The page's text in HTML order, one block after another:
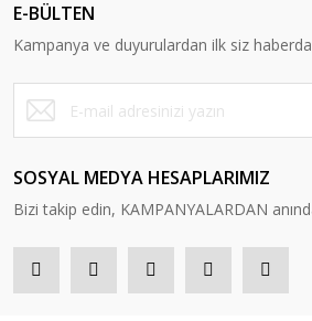
E-BÜLTEN
Kampanya ve duyurulardan ilk siz
SOSYAL MEDYA HESAPLARIMIZ
Bizi takip edin, KAMPANYALARDAN